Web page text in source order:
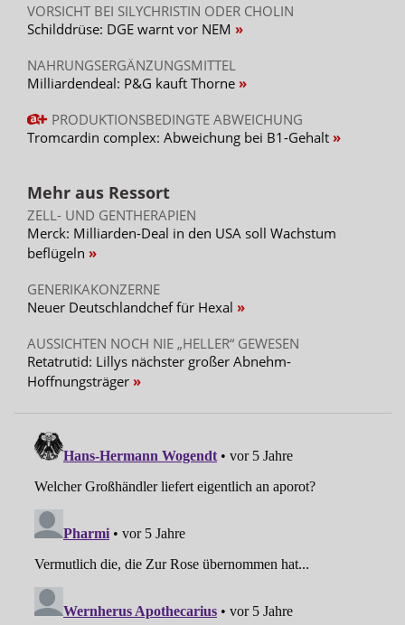
VORSICHT BEI SILYCHRISTIN ODER CHOLIN
Schilddrüse: DGE warnt vor NEM
NAHRUNGSERGÄNZUNGSMITTEL
Milliardendeal: P&G kauft Thorne
PRODUKTIONSBEDINGTE ABWEICHUNG
Tromcardin complex: Abweichung bei B1-Gehalt
Mehr aus Ressort
ZELL- UND GENTHERAPIEN
Merck: Milliarden-Deal in den USA soll Wachstum
beflügeln
GENERIKAKONZERNE
Neuer Deutschlandchef für Hexal
AUSSICHTEN NOCH NIE „HELLER“ GEWESEN
Retatrutid: Lillys nächster großer Abnehm-
Hoffnungsträger